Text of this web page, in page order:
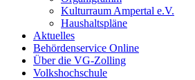
Kulturraum Ampertal e.V.
Haushaltspläne
Aktuelles
Behördenservice Online
Über die VG-Zolling
Volkshochschule